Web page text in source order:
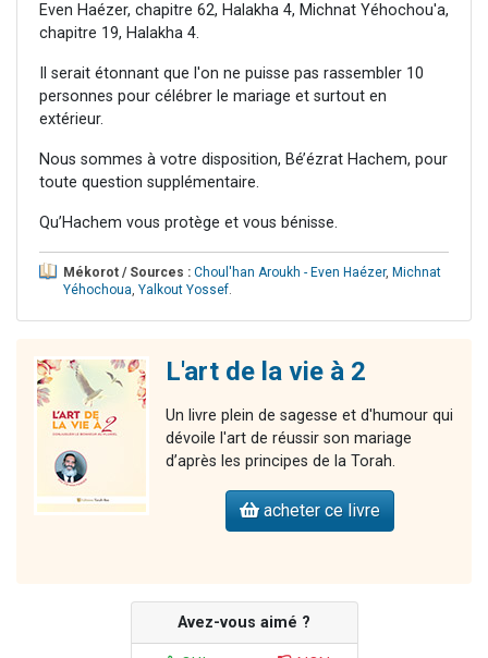
Even Haézer, chapitre 62, Halakha 4, Michnat Yéhochou'a,
chapitre 19, Halakha 4.
Il serait étonnant que l'on ne puisse pas rassembler 10
personnes pour célébrer le mariage et surtout en
extérieur.
Nous sommes à votre disposition, Bé’ézrat Hachem, pour
toute question supplémentaire.
Qu’Hachem vous protège et vous bénisse.
Mékorot / Sources : Choul'han Aroukh - Even Haézer, Michnat
Yéhochoua, Yalkout Yossef.
L'art de la vie à 2
Un livre plein de sagesse et d'humour qui
dévoile l'art de réussir son mariage
d’après les principes de la Torah.
acheter ce livre
Avez-vous aimé ?